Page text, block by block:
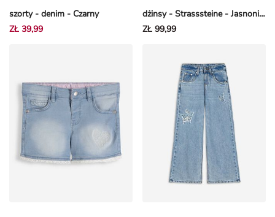
szorty - denim - Czarny
ZŁ 39,99
dżinsy - Strasssteine - Jasnoniebieski
ZŁ 99,99